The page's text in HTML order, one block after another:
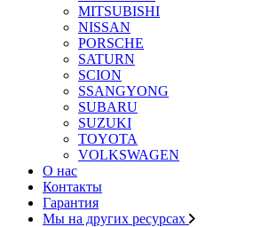
MITSUBISHI
NISSAN
PORSCHE
SATURN
SCION
SSANGYONG
SUBARU
SUZUKI
TOYOTA
VOLKSWAGEN
О нас
Контакты
Гарантия
Мы на других ресурсах